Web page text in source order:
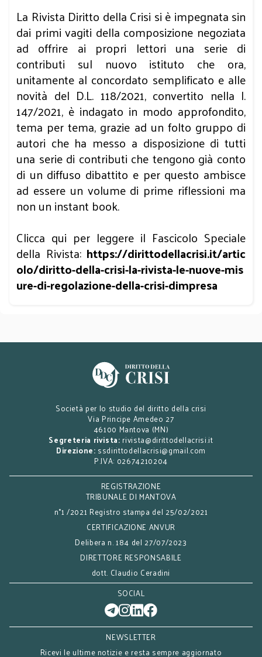
La Rivista Diritto della Crisi si è impegnata sin
dai primi vagiti della composizione negoziata
ad offrire ai propri lettori una serie di
contributi sul nuovo istituto che ora,
unitamente al concordato semplificato e alle
novità del D.L. 118/2021, convertito nella l.
147/2021, è indagato in modo approfondito,
tema per tema, grazie ad un folto gruppo di
autori che ha messo a disposizione di tutti
una serie di contributi che tengono già conto
di un diffuso dibattito e per questo ambisce
ad essere un volume di prime riflessioni ma
non un instant book.
Clicca qui per leggere il Fascicolo Speciale
della Rivista: https://dirittodellacrisi.it/artic
olo/diritto-della-crisi-la-rivista-le-nuove-mis
ure-di-regolazione-della-crisi-dimpresa
Società per lo studio del diritto della crisi
Via Principe Amedeo 27
46100 Mantova (MN)
Segreteria rivista: rivista@dirittodellacrisi.it
Direzione: ssdirittodellacrisi@gmail.com
P.IVA: 02674210204
REGISTRAZIONE
TRIBUNALE DI MANTOVA
n°1 /2021 Registro stampa del 25/02/2021
CERTIFICAZIONE ANVUR
Delibera n. 184 del 27/07/2023
DIRETTORE RESPONSABILE
dott. Claudio Ceradini
SOCIAL
NEWSLETTER
Ricevi le ultime notizie e resta sempre aggiornato